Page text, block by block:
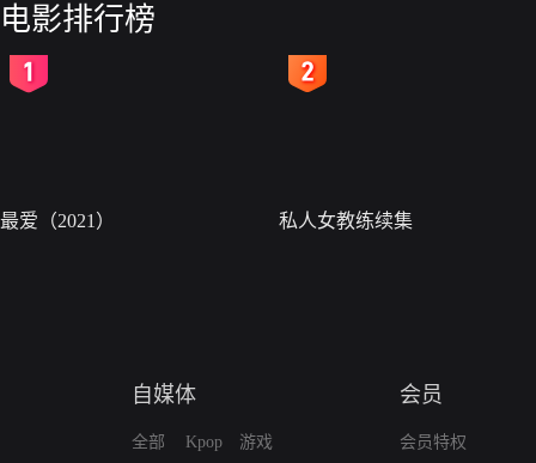
电影排行榜
最爱（2021） 私人女教练续集
自媒体
全部
Kpop
游戏
会员
会员特权